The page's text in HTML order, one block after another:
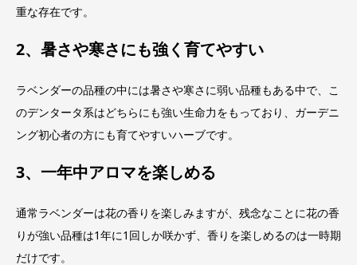
重な存在です。
2、暑さや寒さにも強く育てやすい
ラベンダーの品種の中には暑さや寒さに弱い品種もある中で、こ
のデンタータ系はどちらにも強い生命力をもっており、ガーデニ
ング初心者の方にも育てやすいハーブです。
3、一年中アロマを楽しめる
通常ラベンダーは花の香りを楽しみますが、残念なことに花の香
りが強い品種は1年に1回しか咲かず、香りを楽しめるのは一時期
だけです。